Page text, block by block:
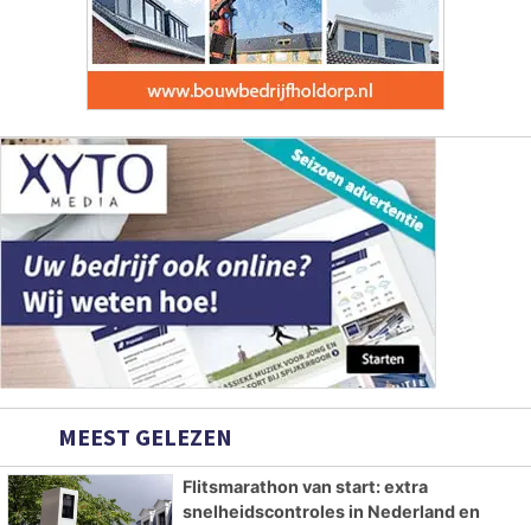
MEEST GELEZEN
Flitsmarathon van start: extra
snelheidscontroles in Nederland en